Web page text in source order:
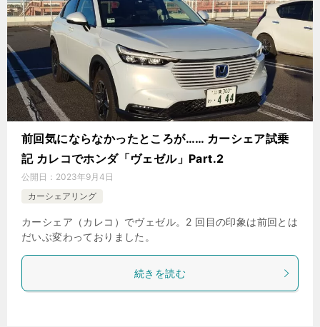
前回気にならなかったところが…… カーシェア試乗
記 カレコでホンダ「ヴェゼル」Part.2
公開日： 2023年9月4日
カーシェアリング
カーシェア（カレコ）でヴェゼル。2 回目の印象は前回とは
だいぶ変わっておりました。
続きを読む